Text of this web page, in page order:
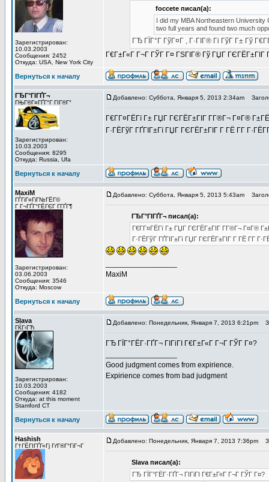
Зарегистрирован:
10.03.2003
Сообщения: 2452
Откуда: USA, New York City
foccete писал(а):
I did my MBA Northeastern
two full years and found two much
ГЂ ГЇГ°Г ГўГ¤Г , Г·ГІГ® Гі ГўГ Г± Гў
Г€Г±Г«Г Г¬Г ГЎГ Г¤ ГЅГІГ® Гў ГЏГ
Вернуться к началу
ГЂГ°ГІГҐГ¬
ГЊГ®Г¤ГҐГ°Г ГІГ®Г°
Зарегистрирован:
10.03.2003
Сообщения: 8295
Откуда: Russia, Ufa
Добавлено: Суббота, Января 5, 2013 2:34am
Г€Г­Г¤ГЁГї Г± ГЏГ ГЄГЁГ±ГІГ Г­Г®Г¬ Г¤Г®
Г·ГЁГўГ ГҐГІГ±Гї ГЏГ ГЄГЁГ±ГІГ Г­ ГЁ Г­Г
Вернуться к началу
MaxiM
ГЃГіГ¤ГіГ№ГЁГ©
Г Г¬ГҐГ°ГЁГЄГ Г­ГҐГ¶
Зарегистрирован:
03.06.2003
Сообщения: 3546
Откуда: Moscow
Добавлено: Суббота, Января 5, 2013 5:43am
ГЂГ°ГІГҐГ¬ писал(а):
Г€Г­Г¤ГЁГї Г± ГЏГ ГЄГЁГ±ГІГ Г­Г®Г¬ Г¤Г®
Г·ГЁГўГ ГҐГІГ±Гї ГЏГ ГЄГЁГ±ГІГ Г­ ГЁ Г­Г
MaxiM
Вернуться к началу
Slava
ГЌГ‹ГЋ
Зарегистрирован:
10.03.2003
Сообщения: 4182
Откуда: at this moment
Stamford CT
Добавлено: Понедельник, Января 7, 2013 6:21pm
ГЂ ГЇГ°ГЁГ·ГҐГ¬ ГІГіГІ Г€Г±Г«Г Г¬Г ГЎГ Г¤?
Good judgment comes from expirience.
Expirience comes from bad judgment
Вернуться к началу
Hashish
Г†ГЁГІГҐГ«Гј ГґГ®Г°ГіГ¬Г
Добавлено: Понедельник, Января 7, 2013 7:36pm
Slava писал(а):
ГЂ ГЇГ°ГЁГ·ГҐГ¬ ГІГіГІ Г€Г±Г«Г Г¬Г ГЎГ Г¤?